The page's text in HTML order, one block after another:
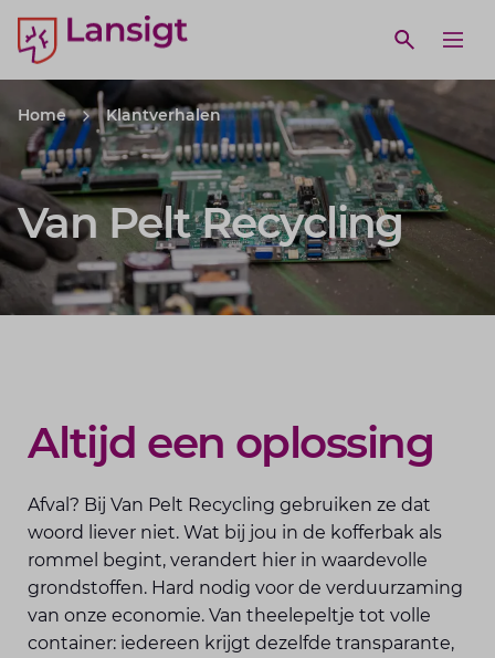
Lansigt Accountants logo
Open
search website
Home Klantverhalen
Van Pelt Recycling
Altijd een oplossing
Afval? Bij Van Pelt Recycling gebruiken ze dat
woord liever niet. Wat bij jou in de kofferbak als
rommel begint, verandert hier in waardevolle
grondstoffen. Hard nodig voor de verduurzaming
van onze economie. Van theelepeltje tot volle
container: iedereen krijgt dezelfde transparante,